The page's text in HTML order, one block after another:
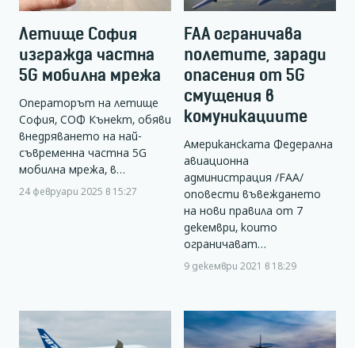
Летище София
изгражда частна
5G мобилна мрежа
Операторът на летище
София, СОФ Кънект, обяви
внедряването на най-
съвременна частна 5G
мобилна мрежа, в…
24 февруари 2025 в 15:27
FAA ограничава
полетите, заради
опасения от 5G
смущения в
комуникациите
Американската Федерална
авиационна
администрация /FAA/
оповести въвеждането
на нови правила от 7
декември, които
ограничават…
9 декември 2021 в 18:29